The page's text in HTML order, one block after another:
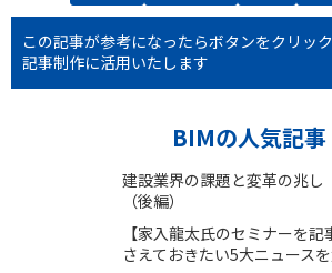
この記事が参考になったらボタンをクリック
記事制作に活用いたします
BIMの人気記事
建設業界の課題と変革の兆し
（後編）
【家入龍太氏のセミナーを
さえておきたい5大ニュースを